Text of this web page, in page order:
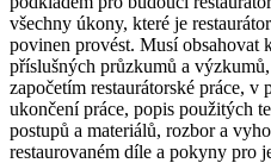
všechny úkony, které je
povinen provést. Musí obsahovat
příslušných průzkumů a
započetím restaurátorské práce,
ukončení práce, popis použitých
postupů a materiálů, rozbor a
restaurovaném díle a pokyny pro